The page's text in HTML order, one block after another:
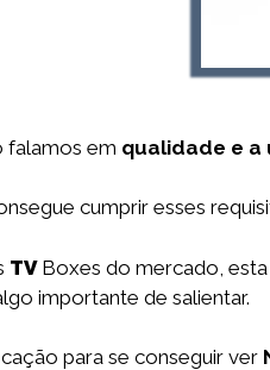
falamos em qualidade e a
cumprir esses
TVBoxes do mercado,
importante de salientar.
para se conseguir ver